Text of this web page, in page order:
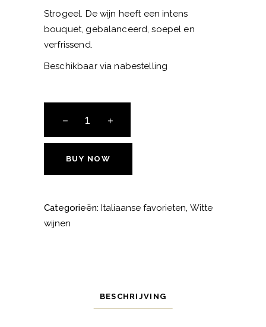
Strogeel. De wijn heeft een intens
bouquet, gebalanceerd, soepel en
verfrissend.
Beschikbaar via nabestelling
Pinot
Grigio
aantalBUY NOW
Categorieën: Italiaanse favorieten, Witte
wijnen
BESCHRIJVING